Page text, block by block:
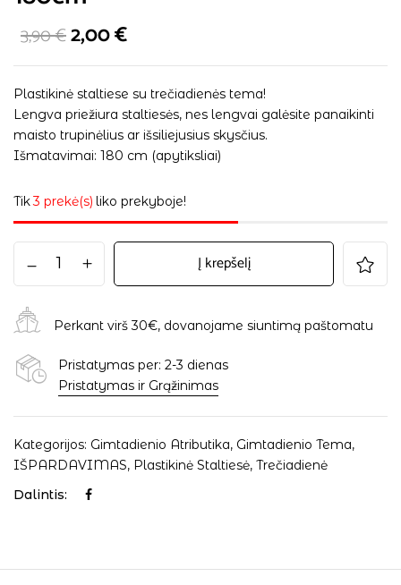
3,90€2,00€
Plastikinė staltiese su trečiadienės tema!
Lengva priežiura staltiesės, nes lengvai galėsite panaikinti
maisto trupinėlius ar išsiliejusius skysčius.
Išmatavimai: 180 cm (apytiksliai)
Tik3 prekė(s) liko prekyboje!
Į krepšelį
Perkant virš 30€, dovanojame siuntimą paštomatu
Pristatymas per: 2-3 dienas
Pristatymas ir Grąžinimas
Kategorijos: Gimtadienio Atributika, Gimtadienio Tema,
IŠPARDAVIMAS, Plastikinė Staltiesė, Trečiadienė
Dalintis: